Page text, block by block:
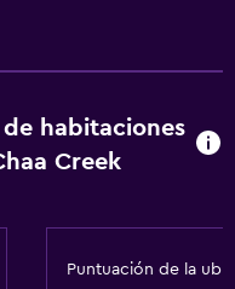
habitaciones
Creek
Puntuación de la